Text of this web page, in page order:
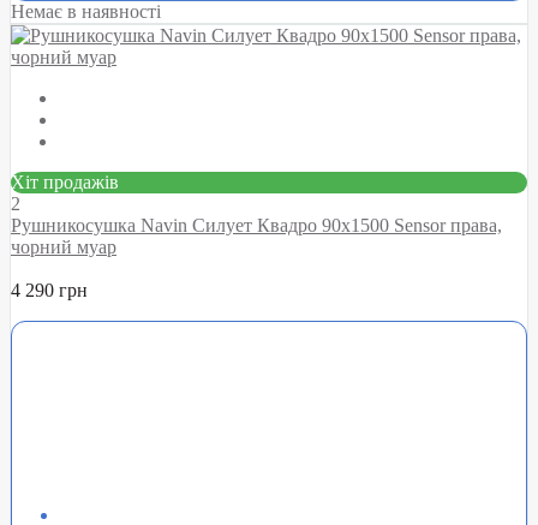
Немає в наявності
Хіт продажів
2
Рушникосушка Navin Силует Квадро 90х1500 Sensor права,
чорний муар
4 290 грн